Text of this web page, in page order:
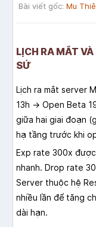
Bài viết gốc: Mu
LỊCH RA MẮT
SỨ
Lịch ra mắt server
13h → Open Beta
giữa hai giai đoạn
hạ tầng trước khi
Exp rate 300x
nhanh. Drop rate
Server thuộc hệ
nhiều lần để tăng
dài hạn.